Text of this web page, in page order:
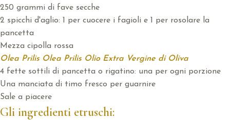
250 grammi di fave secche
2 spicchi d'aglio: 1 per cuocere i fagioli e 1 per rosolare la
pancetta
Mezza cipolla rossa
Olea Prilis Olea Prilis Olio Extra Vergine di Oliva
4 fette sottili di pancetta o rigatino: una per ogni porzione
Una manciata di timo fresco per guarnire
Sale a piacere
Gli ingredienti etruschi: